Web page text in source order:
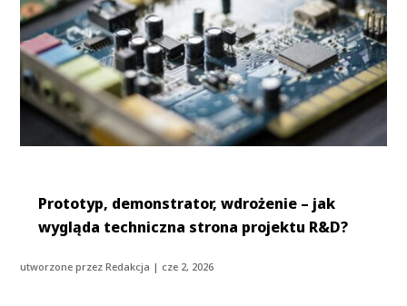
Prototyp, demonstrator, wdrożenie – jak
wygląda techniczna strona projektu R&D?
utworzone przezRedakcja | cze 2, 2026